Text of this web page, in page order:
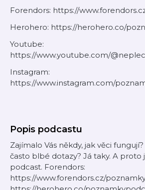
Forendors: https://
Herohero: https://herohero.co/
Youtube:
https://www.youtube.com/
Instagram:
https://www.instagram.com/
Popis podcastu
Zajímalo Vás někdy, jak věci
často blbé dotazy? Já taky. A proto
podcast. Forendors:
https://www.forendors.cz/